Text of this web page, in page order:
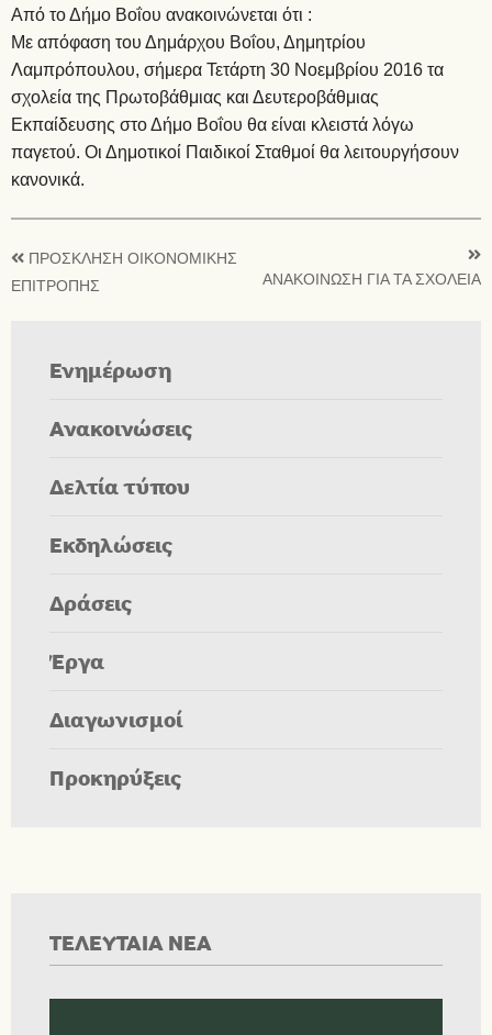
Από το Δήμο Βοΐου ανακοινώνεται ότι :
Με απόφαση του Δημάρχου Βοΐου, Δημητρίου
Λαμπρόπουλου, σήμερα Τετάρτη 30 Νοεμβρίου 2016 τα
σχολεία της Πρωτοβάθμιας και Δευτεροβάθμιας
Εκπαίδευσης στο Δήμο Βοΐου θα είναι κλειστά λόγω
παγετού. Οι Δημοτικοί Παιδικοί Σταθμοί θα λειτουργήσουν
κανονικά.
ΠΡΟΣΚΛΗΣΗ ΟΙΚΟΝΟΜΙΚΗΣ
ΕΠΙΤΡΟΠΗΣ
ΑΝΑΚΟΙΝΩΣΗ ΓΙΑ ΤΑ ΣΧΟΛΕΙΑ
Ενημέρωση
Ανακοινώσεις
Δελτία τύπου
Εκδηλώσεις
Δράσεις
Έργα
Διαγωνισμοί
Προκηρύξεις
ΤΕΛΕΥΤΑΙΑ ΝΕΑ